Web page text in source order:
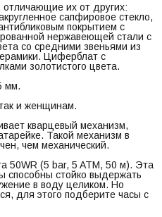
их от других:
сапфировое стекло,
покрытием с
нержавеющей стали с
со средними звеньями из
Циферблат с
золотистого цвета.
мм.
и женщинам.
кварцевый механизм,
Такой механизм в
чем механический.
50WR (5 bar, 5 ATM, 50 м). Эта
способны стойко выдержать
в воду целиком. Но
для этого подберите часы с